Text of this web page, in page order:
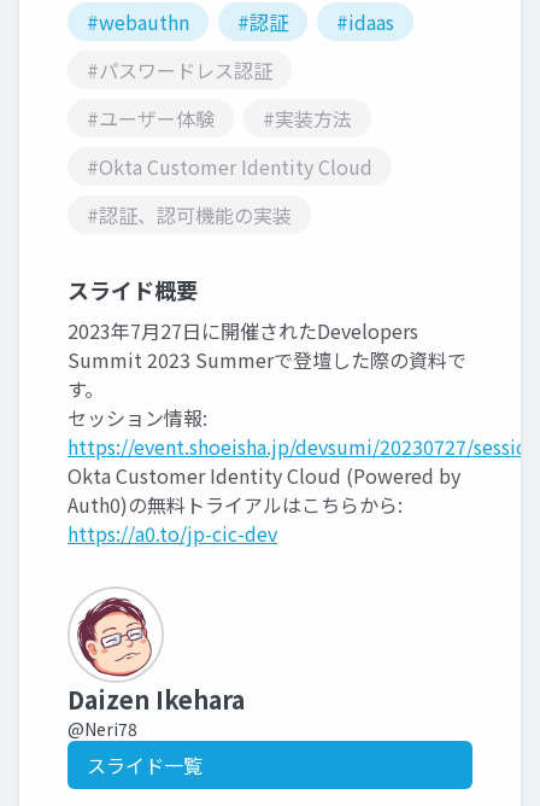
#webauthn
#認証
#idaas
#パスワードレス認証
#ユーザー体験
#実装方法
#Okta Customer Identity Cloud
#認証、認可機能の実装
スライド概要
2023年7月27日に開催されたDevelopers
Summit 2023 Summerで登壇した際の資料で
す。
セッション情報:
https://event.shoeisha.jp/devsumi/20230727/
Okta Customer Identity Cloud (Powered by
Auth0)の無料トライアルはこちらから:
https://a0.to/jp-cic-dev
Daizen Ikehara
@Neri78
スライド一覧